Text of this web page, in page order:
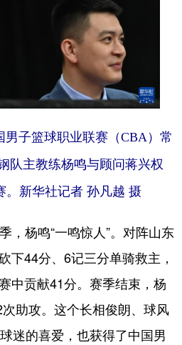
男子篮球职业联赛（CBA）常
队主教练杨鸣与顾问蒋兴权
新华社记者 孙凡越 摄
杨鸣“一鸣惊人”。对阵山东
下44分、6记三分单骑救主，
中贡献41分。赛季结束，杨
助攻。这个长相俊朗、球风
迷的喜爱，也获得了中国男